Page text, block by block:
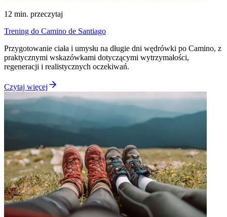
12 min. przeczytaj
Trening do Camino de Santiago
Przygotowanie ciała i umysłu na długie dni wędrówki po Camino, z
praktycznymi wskazówkami dotyczącymi wytrzymałości,
regeneracji i realistycznych oczekiwań.
Czytaj więcej